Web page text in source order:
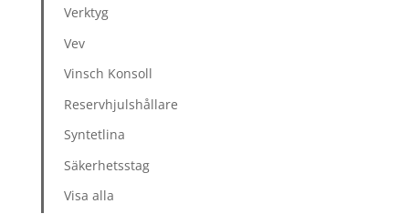
Verktyg
Vev
Vinsch Konsoll
Reservhjulshållare
Syntetlina
Säkerhetsstag
Visa alla